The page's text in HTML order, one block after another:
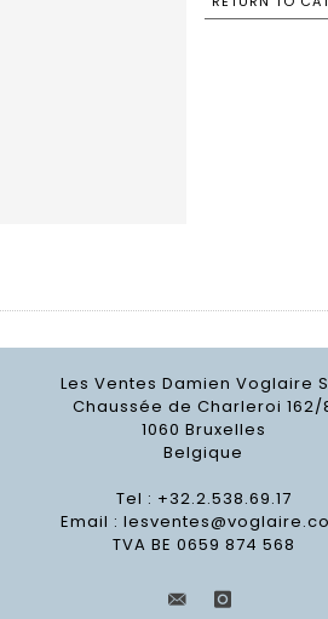
Les Ventes Damien Voglaire
Chaussée de Charleroi 162/
1060 Bruxelles
Belgique
Tel : +32.2.538.69.17
Email :
TVA BE 0659 874 568